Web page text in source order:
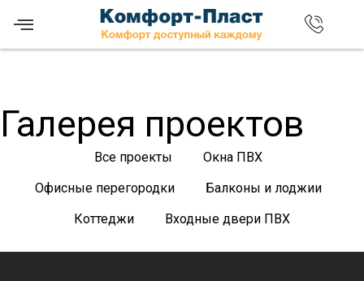
Галерея проектов
Все проекты
Окна ПВХ
Офисные перегородки
Балконы и лоджии
Коттеджи
Входные двери ПВХ